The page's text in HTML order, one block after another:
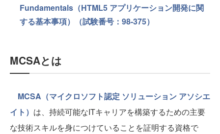
Fundamentals（HTML5 アプリケーション開発に関
する基本事項）（試験番号：98-375）
MCSAとは
MCSA（マイクロソフト認定 ソリューション アソシエ
イト） は、持続可能なITキャリアを構築するための主要
な技術スキルを身につけていることを証明する資格で